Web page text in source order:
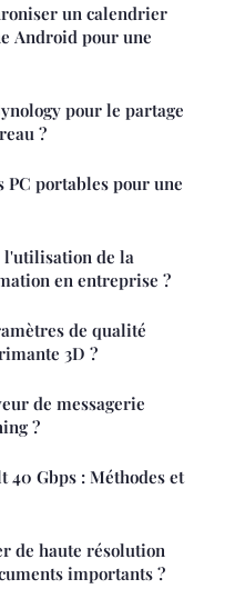
un calendrier
Android pour une
pour le partage
?
PC portables pour une
l'utilisation de la
en entreprise ?
de qualité
3D ?
de messagerie
?
40 Gbps : Méthodes et
de haute résolution
importants ?